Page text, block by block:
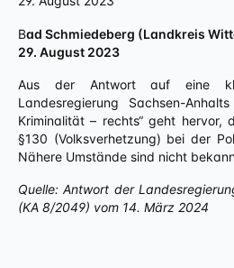
Bad Schmiedeberg (Landkreis
29. August 2023
Aus der Antwort auf eine
Landesregierung Sachsen-
Kriminalität – rechts“ geht hervor,
§130 (Volksverhetzung) bei der
Nähere Umstände sind nicht
Quelle: Antwort der
(KA 8/2049) vom 14. März 2024